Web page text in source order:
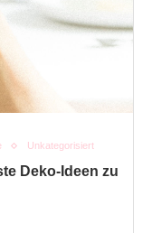
Unkategorisiert
Deko-Ideen zu